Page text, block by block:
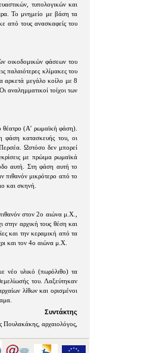
τυπολογικών και
Το μνημείο με βάση τα
από τους ανασκαφείς του
οικοδομικών φάσεων του
παλαιότερες κλίμακες του
αρκετά μεγάλο κοίλο με 8
αναλημματικοί τοίχοι των
θέατρο (Α' ρωμαϊκή φάση).
φάση κατασκευής του, οι
Ωστόσο δεν μπορεί
με πρώιμα ρωμαϊκά
αυτή. Στη φάση αυτή το
πιθανόν μικρότερο από το
και σκηνή.
στον 2ο αιώνα μ.Χ.,
αρχική τους θέση και
και την κεραμική από τα
και τον 4ο αιώνα μ.Χ.
νέο υλικό (πωρόλιθο) τα
του. Λαξεύτηκαν
λίθων και ορισμένοι
Συντάκτης
Πουλακάκης, αρχαιολόγος,